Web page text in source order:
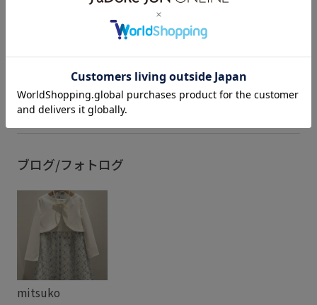
RP26SSceremony
キラキラ シアー シューズ
ジャンパースカート スカート スタンドカラー
セット ソックス トップス パール ビジュー
フォーマル ブラウス
もっと見る
ブログ/フォトログ
mitsuko